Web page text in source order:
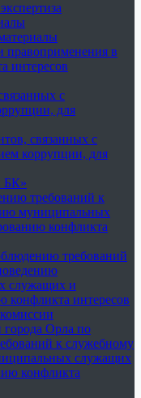
правоприменения в
интересов
с
для
связанных с
коррупции, для
БК»
требований к
муниципальных
конфликта
требований
служащих и
конфликта интересов
Орла по
к служебному
служащих
конфликта